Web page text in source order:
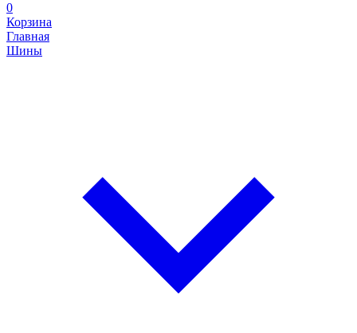
0
Корзина
Главная
Шины